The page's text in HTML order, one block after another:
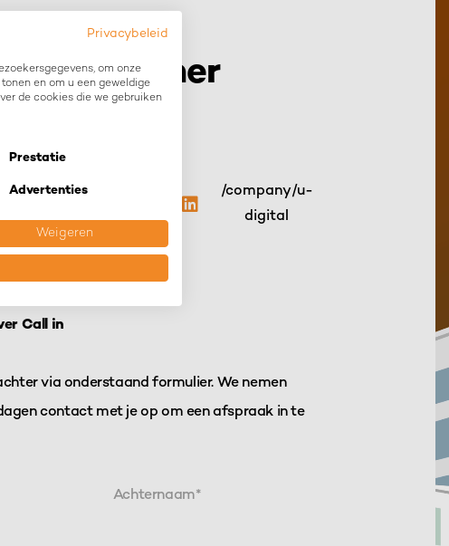
together
/company/u-
digital
Call in
via onderstaand formulier. We nemen
contact met je op om een afspraak in te
Achternaam*
Privacybeleid
om onze
en om u een geweldige
de cookies die we gebruiken
Prestatie
Advertenties
Weigeren